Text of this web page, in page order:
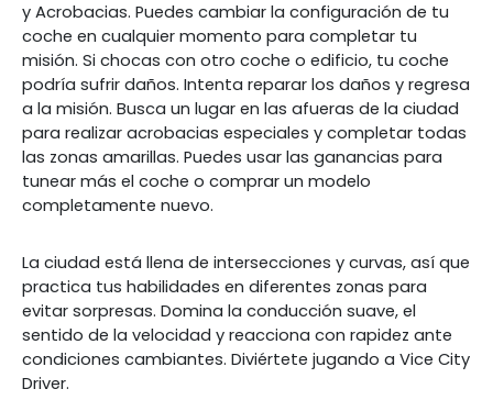
y Acrobacias. Puedes cambiar la configuración de tu
coche en cualquier momento para completar tu
misión. Si chocas con otro coche o edificio, tu coche
podría sufrir daños. Intenta reparar los daños y regresa
a la misión. Busca un lugar en las afueras de la ciudad
para realizar acrobacias especiales y completar todas
las zonas amarillas. Puedes usar las ganancias para
tunear más el coche o comprar un modelo
completamente nuevo.
La ciudad está llena de intersecciones y curvas, así que
practica tus habilidades en diferentes zonas para
evitar sorpresas. Domina la conducción suave, el
sentido de la velocidad y reacciona con rapidez ante
condiciones cambiantes. Diviértete jugando a Vice City
Driver.